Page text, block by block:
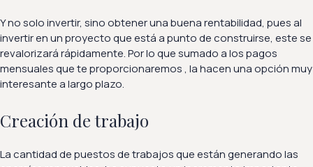
Y no solo invertir, sino obtener una buena rentabilidad, pues al
invertir en un proyecto que está a punto de construirse, este se
revalorizará rápidamente. Por lo que sumado a los pagos
mensuales que te proporcionaremos , la hacen una opción muy
interesante a largo plazo.
Creación de trabajo
La cantidad de puestos de trabajos que están generando las